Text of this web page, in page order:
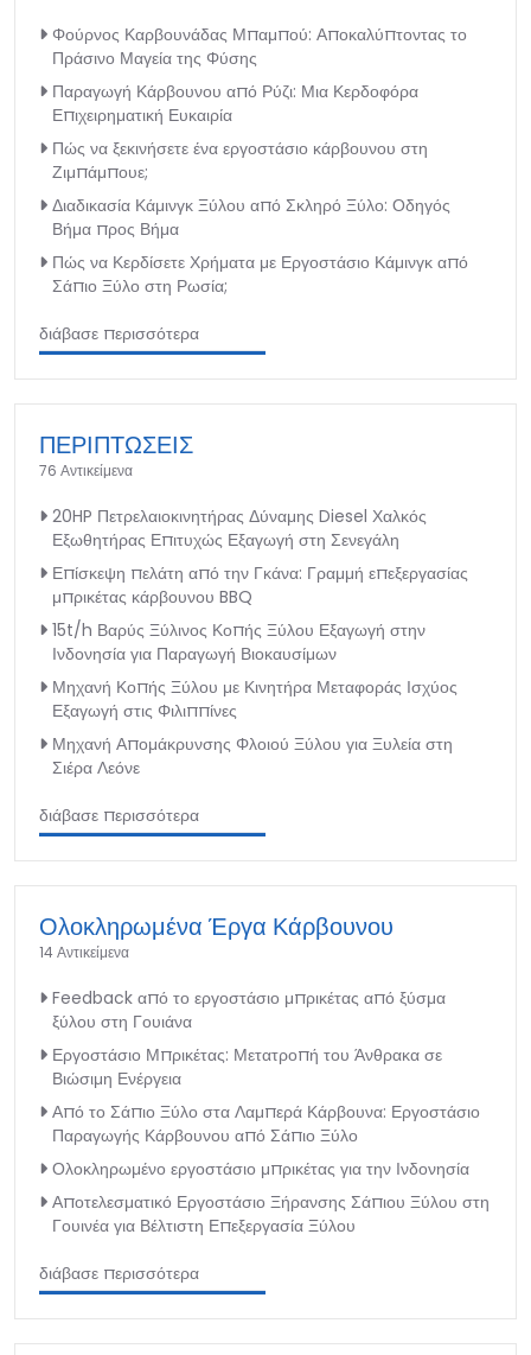
Φούρνος Καρβουνάδας Μπαμπού: Αποκαλύπτοντας το
Πράσινο Μαγεία της Φύσης
Παραγωγή Κάρβουνου από Ρύζι: Μια Κερδοφόρα
Επιχειρηματική Ευκαιρία
Πώς να ξεκινήσετε ένα εργοστάσιο κάρβουνου στη
Ζιμπάμπουε;
Διαδικασία Κάμινγκ Ξύλου από Σκληρό Ξύλο: Οδηγός
Βήμα προς Βήμα
Πώς να Κερδίσετε Χρήματα με Εργοστάσιο Κάμινγκ από
Σάπιο Ξύλο στη Ρωσία;
διάβασε περισσότερα
ΠΕΡΙΠΤΩΣΕΙΣ
76 Αντικείμενα
20HP Πετρελαιοκινητήρας Δύναμης Diesel Χαλκός
Εξωθητήρας Επιτυχώς Εξαγωγή στη Σενεγάλη
Επίσκεψη πελάτη από την Γκάνα: Γραμμή επεξεργασίας
μπρικέτας κάρβουνου BBQ
15t/h Βαρύς Ξύλινος Κοπής Ξύλου Εξαγωγή στην
Ινδονησία για Παραγωγή Βιοκαυσίμων
Μηχανή Κοπής Ξύλου με Κινητήρα Μεταφοράς Ισχύος
Εξαγωγή στις Φιλιππίνες
Μηχανή Απομάκρυνσης Φλοιού Ξύλου για Ξυλεία στη
Σιέρα Λεόνε
διάβασε περισσότερα
Ολοκληρωμένα Έργα Κάρβουνου
14 Αντικείμενα
Feedback από το εργοστάσιο μπρικέτας από ξύσμα
ξύλου στη Γουιάνα
Εργοστάσιο Μπρικέτας: Μετατροπή του Άνθρακα σε
Βιώσιμη Ενέργεια
Από το Σάπιο Ξύλο στα Λαμπερά Κάρβουνα: Εργοστάσιο
Παραγωγής Κάρβουνου από Σάπιο Ξύλο
Ολοκληρωμένο εργοστάσιο μπρικέτας για την Ινδονησία
Αποτελεσματικό Εργοστάσιο Ξήρανσης Σάπιου Ξύλου στη
Γουινέα για Βέλτιστη Επεξεργασία Ξύλου
διάβασε περισσότερα